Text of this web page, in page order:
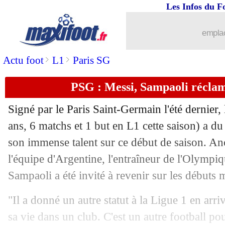
Actu foot> L1 > Paris SG
Les Infos du
PSG : Messi, Sampaoli
Signé par le Paris Saint-Germain l'été
ans, 6 matchs et 1 but en L1 cette saison) a
son immense talent sur ce début de saison.
l'équipe d'Argentine, l'entraîneur de
Sampaoli a été invité à revenir sur les débuts
"Il a donné un autre statut à la Ligue 1 en
sa vie dans un club. C'est un autre football
: Liverpool se balade contre
27/11 VIDEO: Håland est de retour... et
27/11 Monaco: après la Real, Kovac
27/11 Lyon: Denayer très clair sur son
27/11 OL-OM : les Lyonnais appréhendent
27/11 L1 : Lille-Nantes, les compos
Lyon : P. Bosz - "on a besoin de